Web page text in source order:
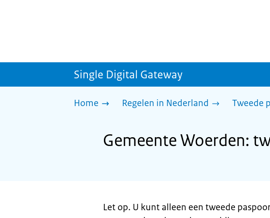
Single Digital Gateway
Home Regelen in Nederland Tweede
Gemeente Woerden:
Let op. U kunt alleen een tweede